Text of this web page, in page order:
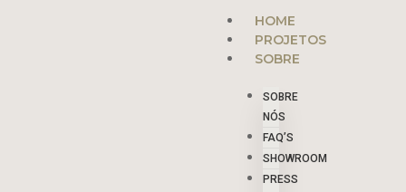
HOME
PROJETOS
SOBRE
SOBRE
NÓS
FAQ’S
SHOWROOM
PRESS
Menu